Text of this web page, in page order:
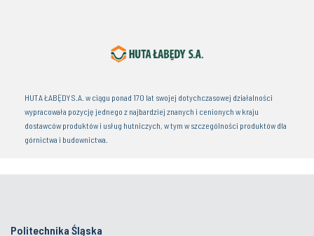
HUTA ŁABĘDY S.A. w ciągu ponad 170 lat swojej dotychczasowej działalności
wypracowała pozycję jednego z najbardziej znanych i cenionych w kraju
dostawców produktów i usług hutniczych, w tym w szczególności produktów dla
górnictwa i budownictwa.
Politechnika Śląska